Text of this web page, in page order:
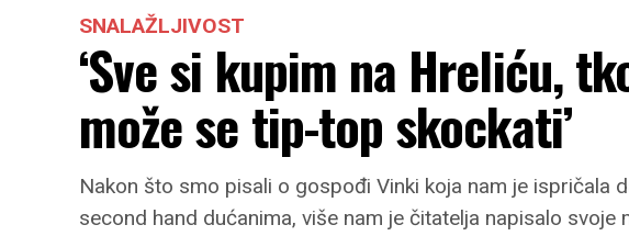
SNALAŽLJIVOST
‘Sve si kupim na Hreliću,
može se tip-top skockati’
Nakon što smo pisali o gospođi Vinki koja nam je ispričala
second hand dućanima, više nam je čitatelja napisalo svoje